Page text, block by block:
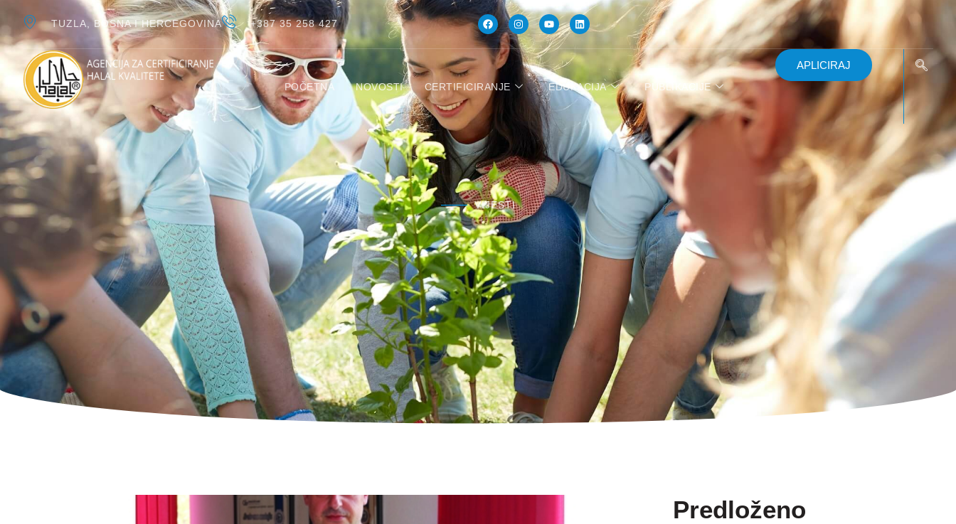
TUZLA, BOSNA I HERCEGOVINA +387 35 258 427
POČETNA NOVOSTI CERTIFICIRANJE EDUKACIJA PUBLIKACIJE
APLICIRAJ
VIJESTI
Predloženo